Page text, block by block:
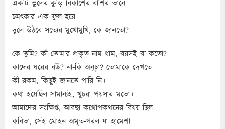
একটি ভুলের কুঁড়ি বিকাশের বাঁশির তানে
চমৎকার এক ফুল হয়ে
দুলে উঠবে সত্যের মুখোমুখি, কে জানতো?
কে তুমি? কী তোমার প্রকৃত নাম ধাম, বয়সই বা কতো?
কাদের ঘরের বউ? না-কি অনূঢ়া? তোমাকে দেখতে
কী রকম, কিছুই জানতে পারি নি।
কথা হয়েছিল সামান্যই, খুচরা পয়সার মতো।
আমাদের সংক্ষিপ্ত, আবছা কথোপকথনের বিষয় ছিল
কবিতা, সেই মোহন অমৃত-গরল যা হামেশা